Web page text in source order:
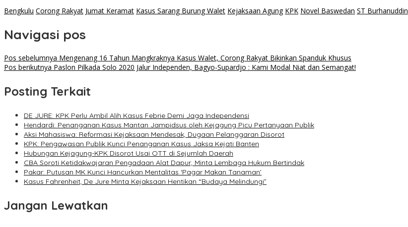
Bengkulu Corong Rakyat Jumat Keramat Kasus Sarang Burung Walet Kejaksaan Agung KPK Novel Baswedan ST Burhanuddin
Navigasi pos
Pos sebelumnya Mengenang 16 Tahun Mangkraknya Kasus Walet, Corong Rakyat Bikinkan Spanduk Khusus
Pos berikutnya Paslon Pilkada Solo 2020 Jalur Independen, Bagyo-Supardjo : Kami Modal Niat dan Semangat!
Posting Terkait
DE JURE: KPK Perlu Ambil Alih Kasus Febrie Demi Jaga Independensi
Hendardi: Penanganan Kasus Mantan Jampidsus oleh Kejagung Picu Pertanyaan Publik
Aksi Mahasiswa: Reformasi Kejaksaan Mendesak, Dugaan Pelanggaran Disorot
KPK: Pengawasan Publik Kunci Penanganan Kasus Jaksa Kejati Banten
Hubungan Kejagung-KPK Disorot Usai OTT di Sejumlah Daerah
CBA Soroti Ketidakwajaran Pengadaan Alat Dapur, Minta Lembaga Hukum Bertindak
Pakar: Putusan MK Kunci Hancurkan Mentalitas ‘Pagar Makan Tanaman’
Kasus Fahrenheit, De Jure Minta Kejaksaan Hentikan “Budaya Melindungi”
Jangan Lewatkan